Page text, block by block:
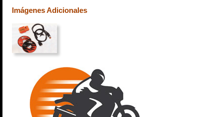
Imágenes Adicionales